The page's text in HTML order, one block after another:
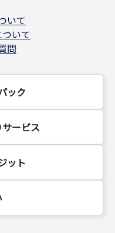
いて
いて
問
ック
ービス
ット